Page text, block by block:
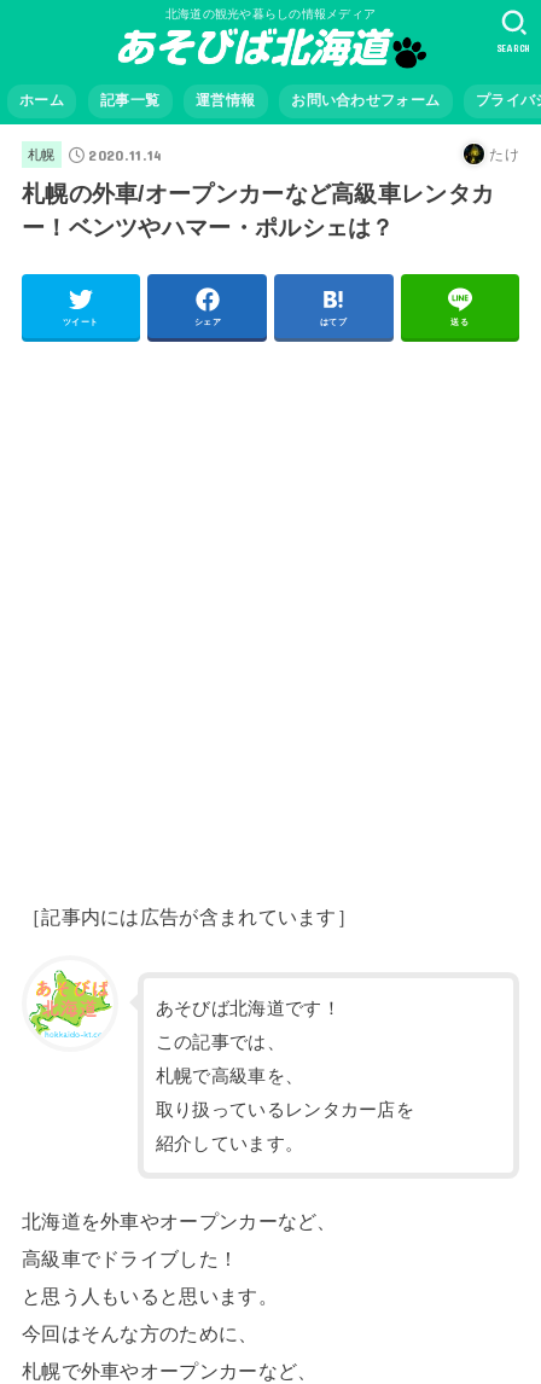
北海道の観光や暮らしの情報メディア
ホーム 記事一覧 運営情報 お問い合わせフォーム プライバ
SEARCH
札幌 2020.11.14 たけ
札幌の外車/オープンカーなど高級車レンタカ
ー！ベンツやハマー・ポルシェは？
ツイート シェア はてブ 送る
［記事内には広告が含まれています］
あそびば北海道です！
この記事では、
札幌で高級車を、
取り扱っているレンタカー店を
紹介しています。
北海道を外車やオープンカーなど、
高級車でドライブした！
と思う人もいると思います。
今回はそんな方のために、
札幌で外車やオープンカーなど、